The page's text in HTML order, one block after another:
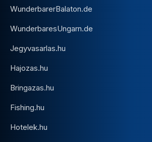
WunderbarerBalaton.de
WunderbaresUngarn.de
Jegyvasarlas.hu
Hajozas.hu
Bringazas.hu
Fishing.hu
Hotelek.hu